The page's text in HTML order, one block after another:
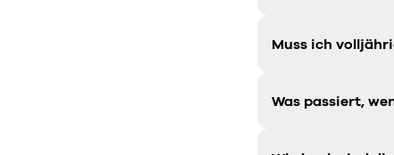
Muss ich
Was passiert,